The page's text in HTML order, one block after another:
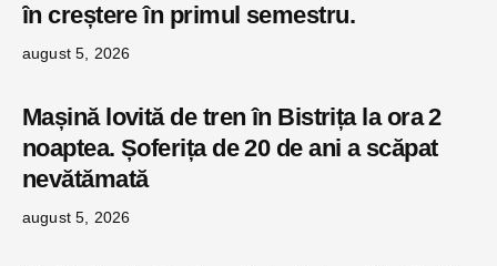
în creștere în primul semestru.
august 5, 2026
Mașină lovită de tren în Bistrița la ora 2
noaptea. Șoferița de 20 de ani a scăpat
nevătămată
august 5, 2026